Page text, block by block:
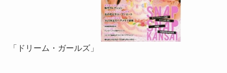
「ドリーム・ガールズ」